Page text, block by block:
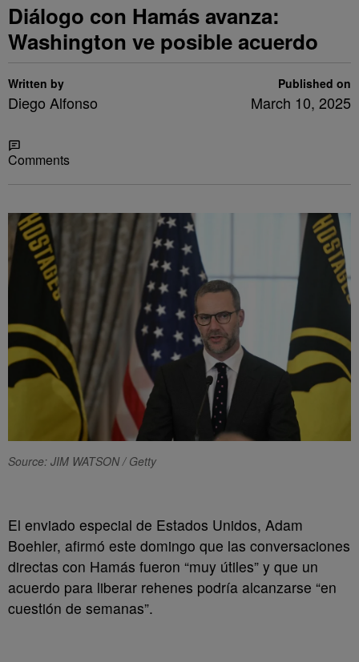
Diálogo con Hamás avanza:
Washington ve posible acuerdo
Written by
Diego Alfonso
Published on
March 10, 2025
Comments
Source: JIM WATSON / Getty
El enviado especial de Estados Unidos, Adam
Boehler, afirmó este domingo que las conversaciones
directas con Hamás fueron “muy útiles” y que un
acuerdo para liberar rehenes podría alcanzarse “en
cuestión de semanas”.